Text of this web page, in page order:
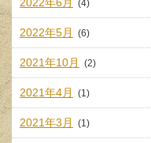
(4)
2022年5月 (6)
2021年10月 (2)
2021年4月 (1)
2021年3月 (1)